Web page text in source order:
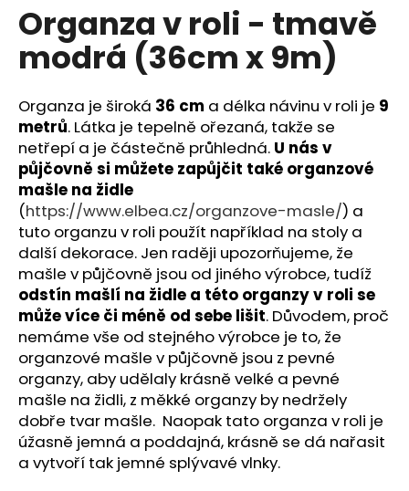
Organza v roli - tmavě
modrá (36cm x 9m)
Organza je široká 36 cm a délka návinu v roli je 9
metrů. Látka je tepelně ořezaná, takže se
netřepí a je částečně průhledná. U nás v
půjčovně si můžete zapůjčit také organzové
mašle na židle
(https://www.elbea.cz/organzove-masle/) a
tuto organzu v roli použít například na stoly a
další dekorace. Jen raději upozorňujeme, že
mašle v půjčovně jsou od jiného výrobce, tudíž
odstín mašlí na židle a této organzy v roli se
může více či méně od sebe lišit. Důvodem, proč
nemáme vše od stejného výrobce je to, že
organzové mašle v půjčovně jsou z pevné
organzy, aby udělaly krásně velké a pevné
mašle na židli, z měkké organzy by nedržely
dobře tvar mašle. Naopak tato organza v roli je
úžasně jemná a poddajná, krásně se dá nařasit
a vytvoří tak jemné splývavé vlnky.
o
r
u
č
u
j
e
m
e
ORGANZA
V
ROLI
-
ŽLUTÁ
(36CM
X
9M)
79
Kč